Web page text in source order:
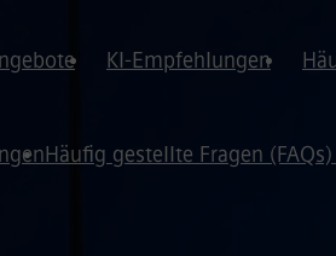
KI-Empfehlungen
Häufig gestellte Fragen